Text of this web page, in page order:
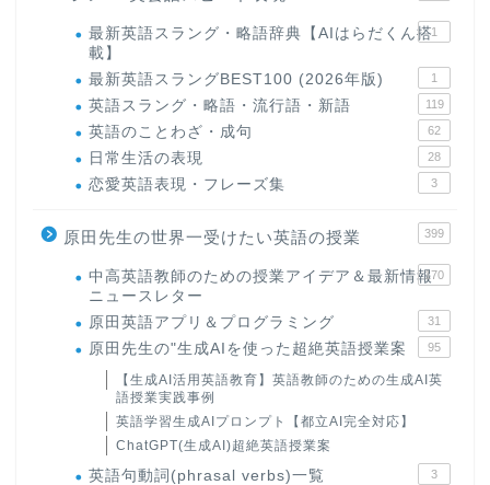
最新英語スラング・略語辞典【AIはらだくん搭
載】
1
最新英語スラングBEST100 (2026年版) 1
英語スラング・略語・流行語・新語 119
英語のことわざ・成句 62
日常生活の表現 28
恋愛英語表現・フレーズ集 3
原田先生の世界一受けたい英語の授業 399
中高英語教師のための授業アイデア＆最新情報
ニュースレター
170
原田英語アプリ＆プログラミング 31
原田先生の"生成AIを使った超絶英語授業案 95
【生成AI活用英語教育】英語教師のための生成AI英
語授業実践事例
英語学習生成AIプロンプト【都立AI完全対応】
ChatGPT(生成AI)超絶英語授業案
英語句動詞(phrasal verbs)一覧 3